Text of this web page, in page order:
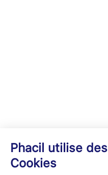
Phacil utilise des
Cookies